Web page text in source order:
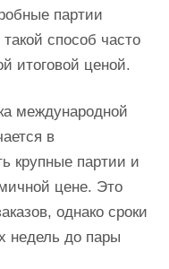
партии
способ часто
итоговой ценой.
международной
в
крупные партии и
цене. Это
однако сроки
недель до пары